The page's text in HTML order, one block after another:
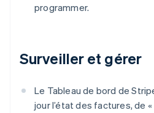
programmer.
Surveiller et gérer
Le Tableau de bord de
jour l’état des factures, de